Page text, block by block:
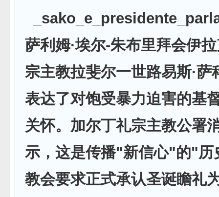
萨利姆·埃尔-朱布里拜会伊
宗主教拉斐尔一世路易斯·萨
表达了对饱受暴力迫害的基
关怀。加尔丁礼宗主教公署
示，这是传播"新信心"的"历
教会要求正式承认圣诞瞻礼